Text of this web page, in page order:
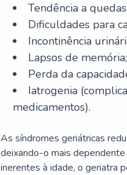
Tendência a
Dificuldades para
Incontinência
Lapsos de memória;
Perda da
Iatrogenia
medicamentos).
As síndromes geriátricas
deixando-o mais
inerentes à idade, o geriatra